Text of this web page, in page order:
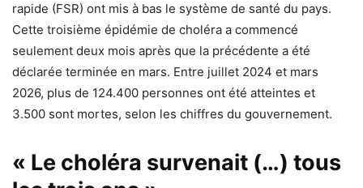
rapide (FSR) ont mis à bas le système de santé du pays.
Cette troisième épidémie de choléra a commencé
seulement deux mois après que la précédente a été
déclarée terminée en mars. Entre juillet 2024 et mars
2026, plus de 124.400 personnes ont été atteintes et
3.500 sont mortes, selon les chiffres du gouvernement.
« Le choléra survenait (…) tous